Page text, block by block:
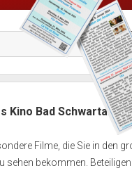
Kino Bad Schwartau
Filme, die Sie in den
sehen bekommen.